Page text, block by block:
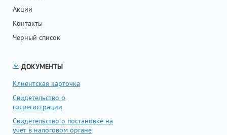
Акции
Контакты
Черный список
ДОКУМЕНТЫ
Клиентская карточка
Свидетельство о
госрегистрации
Свидетельство о постановке на
учет в налоговом органе